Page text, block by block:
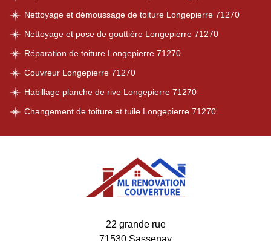
Nettoyage et démoussage de toiture Longepierre 71270
Nettoyage et pose de gouttière Longepierre 71270
Réparation de toiture Longepierre 71270
Couvreur Longepierre 71270
Habillage planche de rive Longepierre 71270
Changement de toiture et tuile Longepierre 71270
22 grande rue
71530 Sassenay